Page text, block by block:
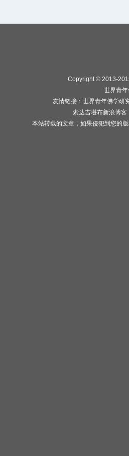
Copyright © 2013-
世界青
友情链接： 世界青年佛学研
索达吉堪布新浪博客
本站转载的文章，如果侵犯到您的